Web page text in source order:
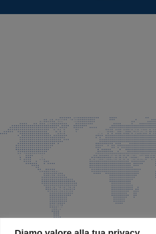
info@faeg.it
COMMERCIALE E
Via Padre Elzi, 32 Grassobbio
035 525015
035 335037
info@faeg.it
SITE MAP